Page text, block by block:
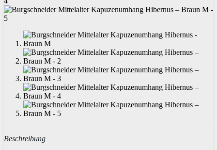
Beschreibung